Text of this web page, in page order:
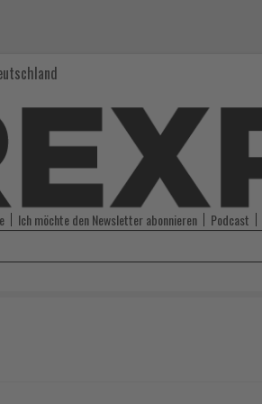
Ich möchte den Newsletter abonnieren Podcast